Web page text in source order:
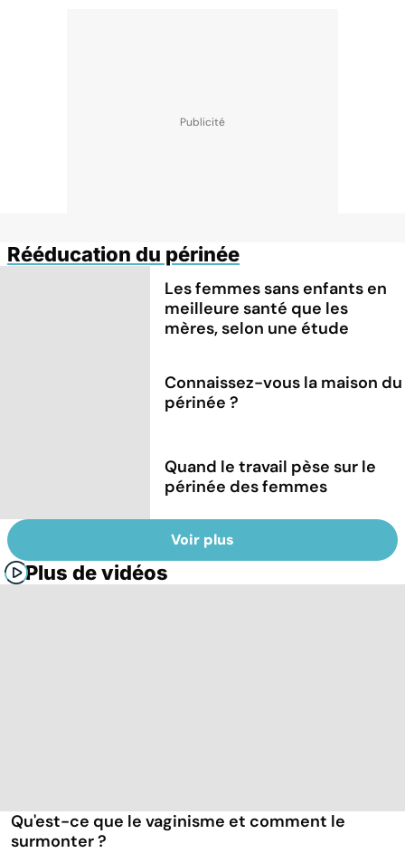
Rééducation du périnée
Les femmes sans enfants en
meilleure santé que les
mères, selon une étude
Connaissez-vous la maison du
périnée ?
Quand le travail pèse sur le
périnée des femmes
Voir plus
Plus de vidéos
Qu'est-ce que le vaginisme et comment le
surmonter ?